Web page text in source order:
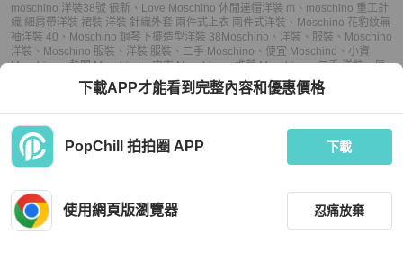
moschino 洋裝38號 很新 、 Love Moschino 休閒連帽洋裝 m 、 moschino 重工針
織 細肩帶洋裝 裙裝 洋裝 針織外套 兩件式上衣 兩件式洋裝 、 Moschino 花豹紋無
袖洋裝 40 、 Moschino 鋼琴下擺造型洋裝 38Moschino 、 洋裝 、 服裝 、 Moschino
洋裝 、 Moschino 服裝 、 洋裝 服裝 、 二手 Moschino 、 便宜 Moschino 、 小資
Moschino、熱門 Moschino、中古 Moschino、推薦 Moschino、二手 洋裝、便
小資 洋裝、熱門 洋裝、中古 洋裝、 推薦 洋裝、二手 服裝
、 熱門 服裝 、中古 服裝、推薦 服裝
下載APP才能看到完整內容和優惠價格
PopChill 拍拍圈 APP 下載
使用網頁版瀏覽器 忍痛放棄